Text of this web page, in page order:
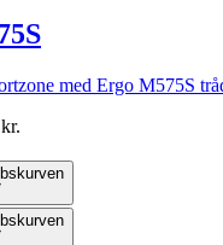
med Ergo M575S